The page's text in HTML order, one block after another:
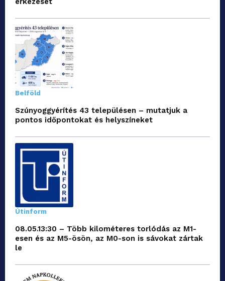
Belföld
Szúnyoggyérítés 43 településen – mutatjuk a
pontos időpontokat és helyszíneket
Útinform
08.05.13:30 – Több kilométeres torlódás az M1-
esen és az M5-ösön, az M0-son is sávokat zártak
le